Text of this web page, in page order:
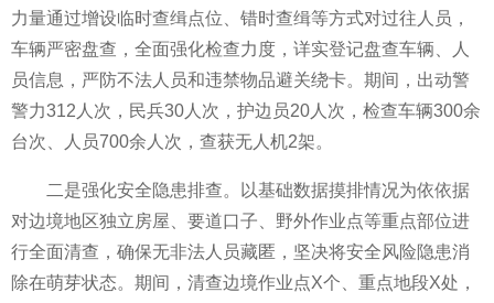
力量通过增设临时查缉点位、错时查缉等方式对过往人员，
车辆严密盘查，全面强化检查力度，详实登记盘查车辆、人
员信息，严防不法人员和违禁物品避关绕卡。期间，出动警
警力312人次，民兵30人次，护边员20人次，检查车辆300余
台次、人员700余人次，查获无人机2架。
二是强化安全隐患排查。以基础数据摸排情况为依依据
对边境地区独立房屋、要道口子、野外作业点等重点部位进
行全面清查，确保无非法人员藏匿，坚决将安全风险隐患消
除在萌芽状态。期间，清查边境作业点X个、重点地段X处，